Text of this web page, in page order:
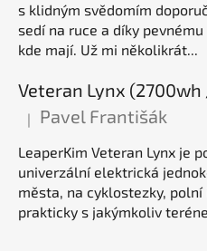
s klidným svědomím
sedí na ruce a díky
kde mají. Už mi několikrát...
Hodnocení produktu je 5 z 5
| Pavel Františák
LeaperKim Veteran Lynx je
univerzální elektrická
města, na cyklostezky,
prakticky s jakýmkoliv